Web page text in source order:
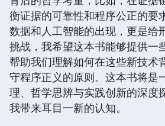
衡证据的可靠性和程序公正的要
数据和人工智能的出现，更是给
挑战，我希望这本书能够提供一
帮助我们理解如何在这些新技术
守程序正义的原则。这本书将是
理、哲学思辨与实践创新的深度
我带来耳目一新的认知。